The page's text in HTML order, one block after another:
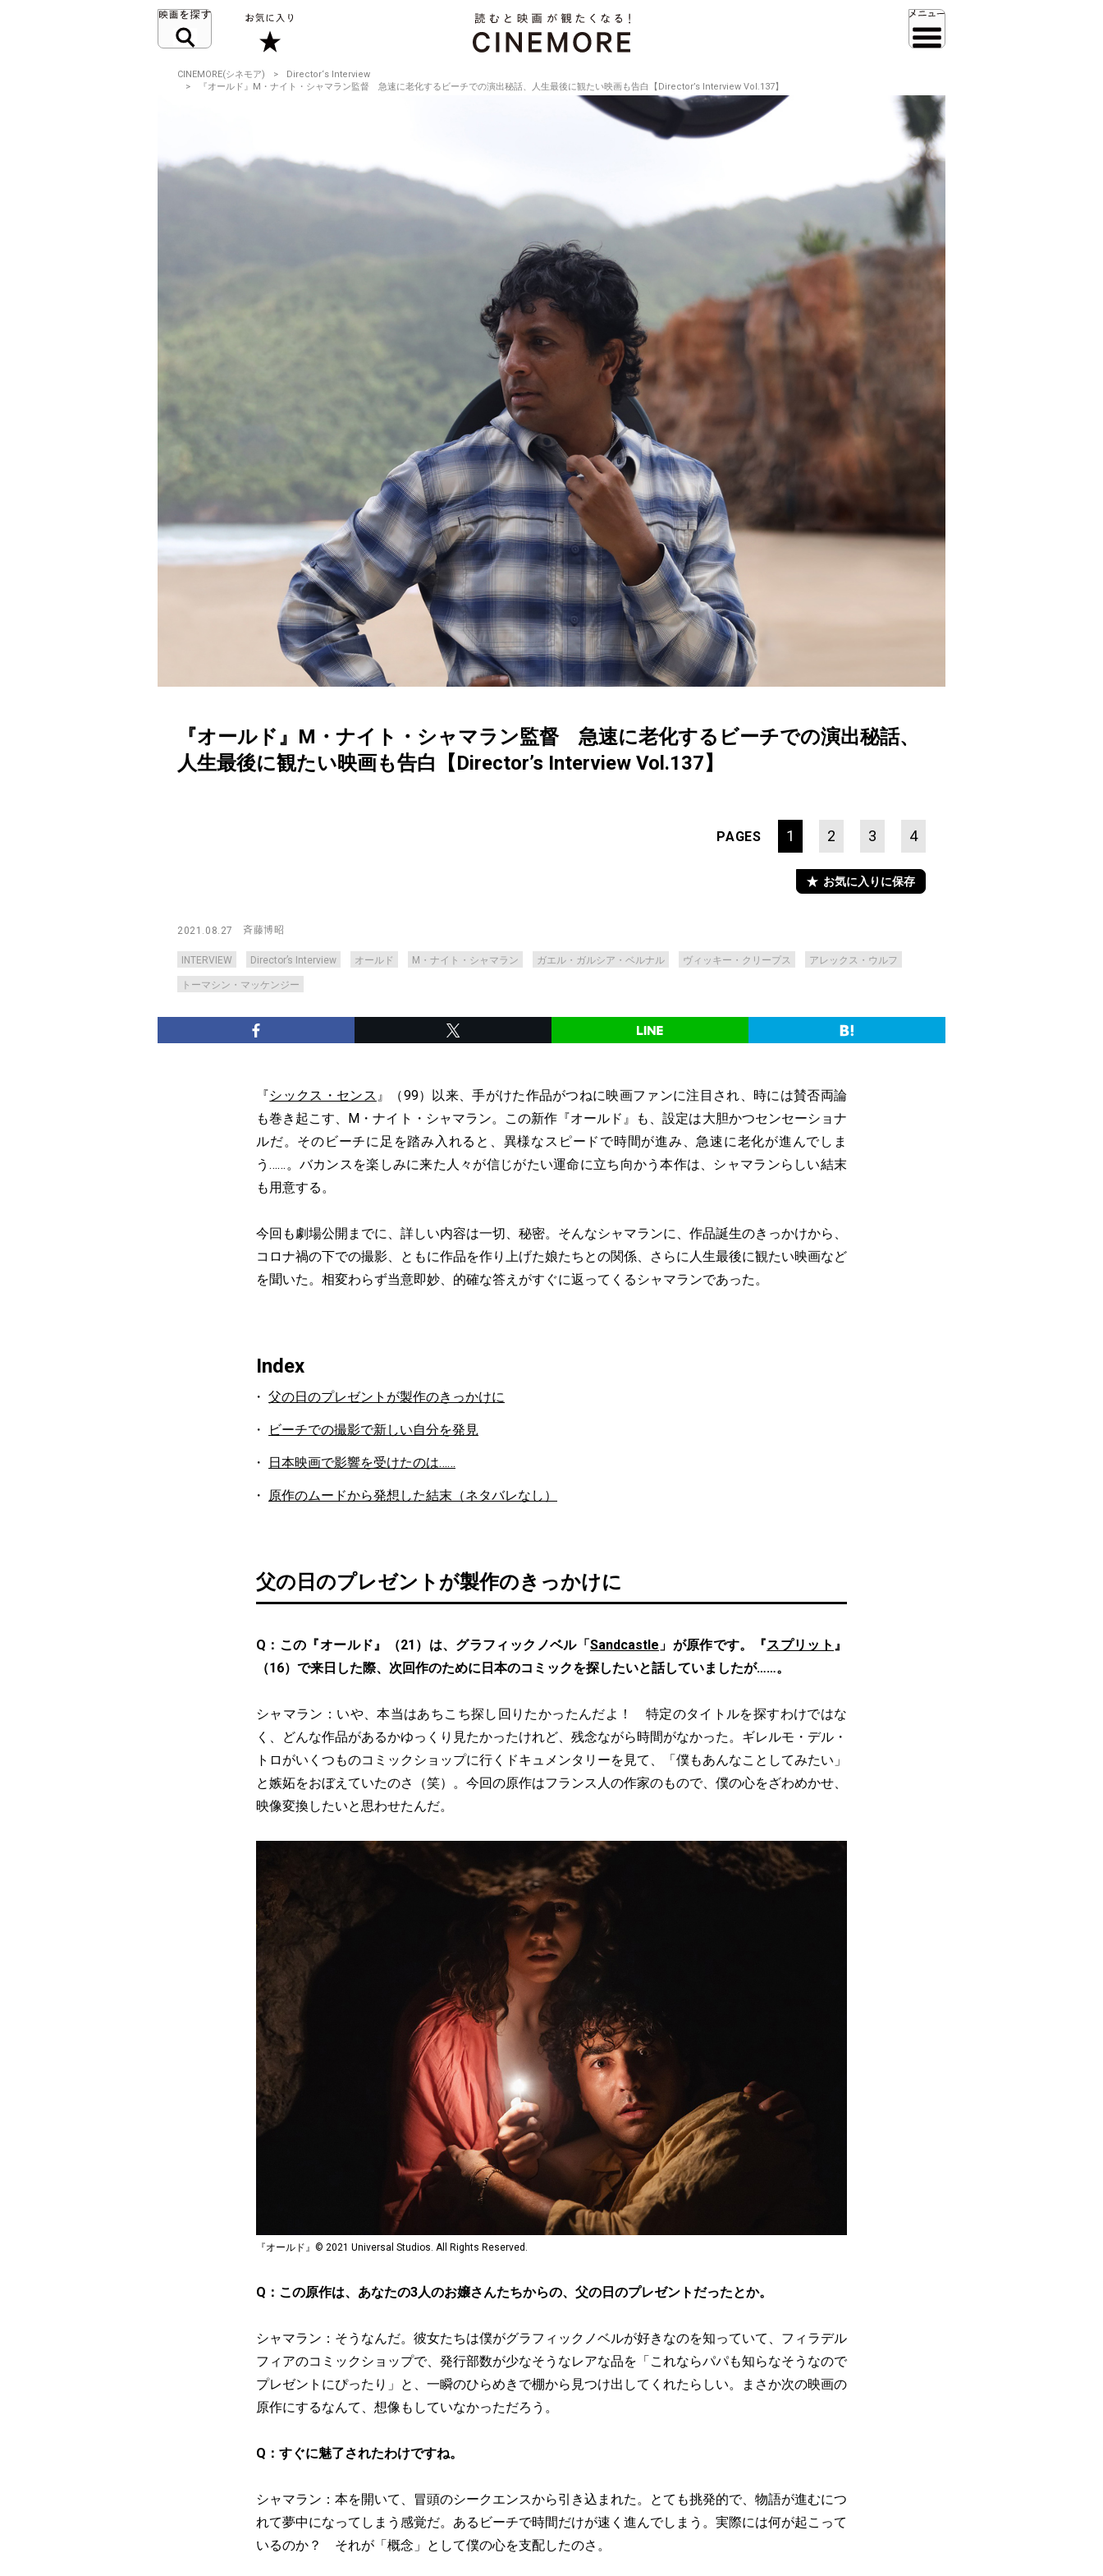
CINEMORE(シネモア)
Director‘s Interview
『オールド』M・ナイト・シャマラン監督 急速に老化するビーチでの演出秘話、人生最後に観たい映画も告白【Director’s Interview Vol.137】
『オールド』M・ナイト・シャマラン監督 急速に老化するビーチでの演出秘話、
人生最後に観たい映画も告白【Director’s Interview Vol.137】
PAGES 1 2 3 4
お気に入りに保存
2021.08.27 斉藤博昭
INTERVIEW Director’s Interview オールド M・ナイト・シャマラン ガエル・ガルシア・ベルナル ヴィッキー・クリープス アレックス・ウルフ
トーマシン・マッケンジー
『シックス・センス 』（99）以来、手がけた作品がつねに映画ファンに注目され、時には賛否両論
も巻き起こす、M・ナイト・シャマラン。この新作『オールド』も、設定は大胆かつセンセーショナ
ルだ。そのビーチに足を踏み入れると、異様なスピードで時間が進み、急速に老化が進んでしま
う……。バカンスを楽しみに来た人々が信じがたい運命に立ち向かう本作は、シャマランらしい結末
も用意する。
今回も劇場公開までに、詳しい内容は一切、秘密。そんなシャマランに、作品誕生のきっかけから、
コロナ禍の下での撮影、ともに作品を作り上げた娘たちとの関係、さらに人生最後に観たい映画など
を聞いた。相変わらず当意即妙、的確な答えがすぐに返ってくるシャマランであった。
Index
父の日のプレゼントが製作のきっかけに
ビーチでの撮影で新しい自分を発見
日本映画で影響を受けたのは……
原作のムードから発想した結末（ネタバレなし）
父の日のプレゼントが製作のきっかけに
Q：この『オールド』（21）は、グラフィックノベル「Sandcastle 」が原作です。『スプリット 』
（16）で来日した際、次回作のために日本のコミックを探したいと話していましたが……。
シャマラン：いや、本当はあちこち探し回りたかったんだよ！ 特定のタイトルを探すわけではな
く、どんな作品があるかゆっくり見たかったけれど、残念ながら時間がなかった。ギレルモ・デル・
トロがいくつものコミックショップに行くドキュメンタリーを見て、「僕もあんなことしてみたい」
と嫉妬をおぼえていたのさ（笑）。今回の原作はフランス人の作家のもので、僕の心をざわめかせ、
映像変換したいと思わせたんだ。
『オールド』© 2021 Universal Studios. All Rights Reserved.
Q：この原作は、あなたの3人のお嬢さんたちからの、父の日のプレゼントだったとか。
シャマラン：そうなんだ。彼女たちは僕がグラフィックノベルが好きなのを知っていて、フィラデル
フィアのコミックショップで、発行部数が少なそうなレアな品を「これならパパも知らなそうなので
プレゼントにぴったり」と、一瞬のひらめきで棚から見つけ出してくれたらしい。まさか次の映画の
原作にするなんて、想像もしていなかっただろう。
Q：すぐに魅了されたわけですね。
シャマラン：本を開いて、冒頭のシークエンスから引き込まれた。とても挑発的で、物語が進むにつ
れて夢中になってしまう感覚だ。あるビーチで時間だけが速く進んでしまう。実際には何が起こって
いるのか？ それが「概念」として僕の心を支配したのさ。